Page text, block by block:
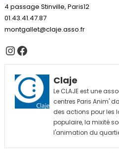
4 passage Stinville, Paris12
01.43.41.47.87
montgallet@claje.asso.fr
Instagram
Facebook
Claje
Le CLAJE est une
centres Paris Anim'
des actions pour les
populaire, la mixité
l'animation du